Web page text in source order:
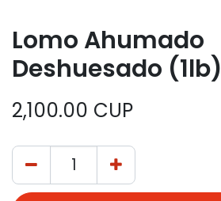
Lomo Ahumado
Deshuesado (1lb)
2,100.00 CUP